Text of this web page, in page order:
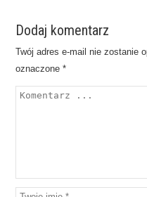
Dodaj komentarz
Twój adres e-mail nie zostanie
oznaczone*